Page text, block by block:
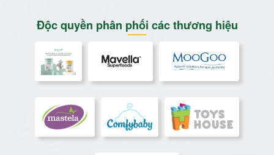
Độc quyền phân phối các thương hiệu